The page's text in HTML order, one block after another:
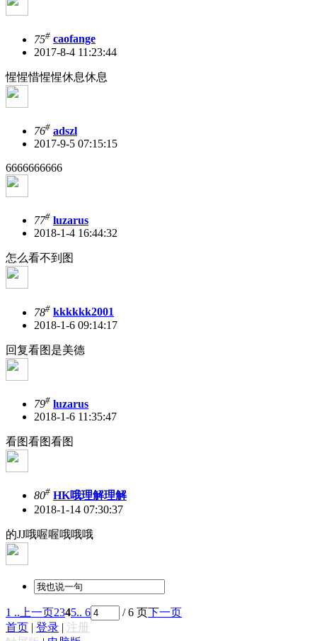
75# caofange
2017-8-4 11:23:44
惺惺惜惺惺休息休息
76# adszl
2017-9-5 07:15:15
6666666666
77# luzarus
2018-1-4 16:44:32
怎么看不到图
78# kkkkkk2001
2018-1-6 09:14:17
回复看图是美德
79# luzarus
2018-1-6 11:35:47
看图看图看图
80# HK哦理解理解
2018-1-14 07:30:37
的JJ哦喔喔哦哦哦
1 .. 上一页2345.. 6 / 6 页下一页
首页 | 登录 | 注册